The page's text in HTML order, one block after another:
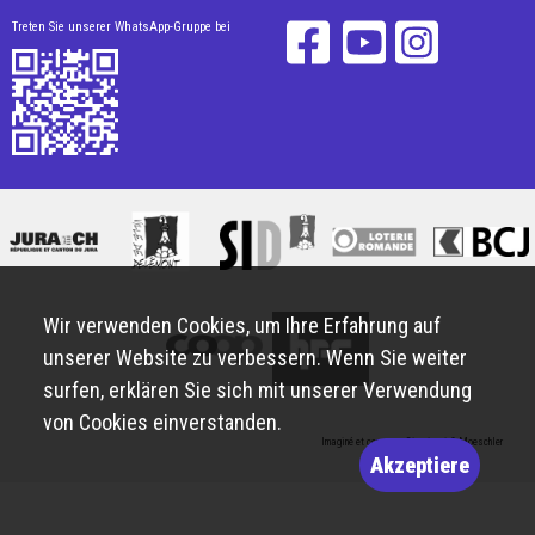
Treten Sie unserer WhatsApp-Gruppe bei
Imaginé et conçu parGiorgianni & Moeschler
Wir verwenden Cookies, um Ihre Erfahrung auf
unserer Website zu verbessern. Wenn Sie weiter
surfen, erklären Sie sich mit unserer Verwendung
von Cookies einverstanden.
Akzeptiere